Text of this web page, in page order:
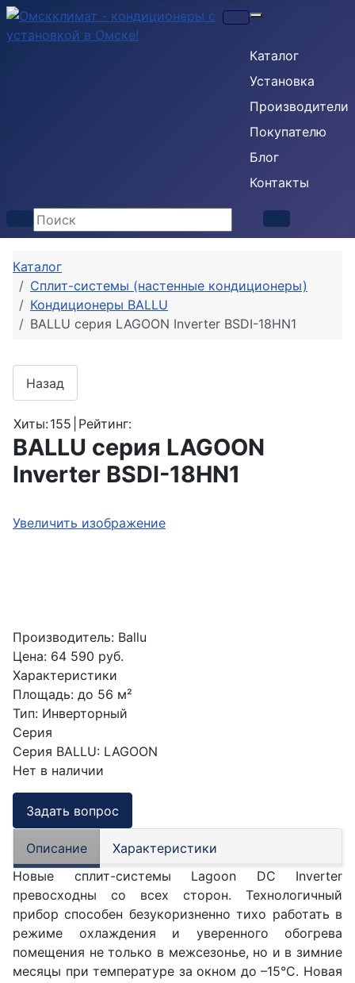
Каталог
Установка
Производители
Покупателю
Блог
Контакты
Каталог
Сплит-системы (настенные кондиционеры)
Кондиционеры BALLU
BALLU серия LAGOON Inverter BSDI-18HN1
Хиты:155 Рейтинг:
BALLU серия LAGOON
Inverter BSDI-18HN1
Увеличить изображение
Производитель: Ballu
Цена: 64 590 руб.
Характеристики
Площадь: до 56 м²
Тип: Инверторный
Серия
Серия BALLU: LAGOON
Нет в наличии
Задать вопрос
Описание
Характеристики
Новые сплит-сиcтемы Lagoon DC Inverter
превосходны со всех сторон. Технологичный
прибор способен безукоризненно тихо работать в
режиме охлаждения и уверенного обогрева
помещения не только в межсезонье, но и в зимние
месяцы при температуре за окном до –15°С. Новая